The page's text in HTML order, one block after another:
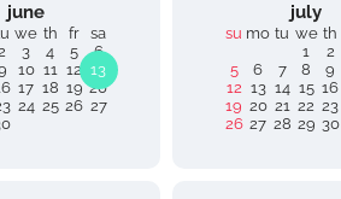
june
we th fr
sa
3 4 5
6
10 11 12 13
17 18 19 20
24 25 26 27
july
su mo tu we th
1
2
5
6 7 8 9
12 13 14 15 16
19 20 21 22 23
26 27 28 29 30